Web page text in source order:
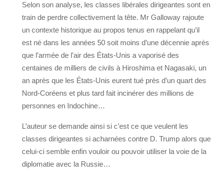
Selon son analyse, les classes libérales dirigeantes sont en
train de perdre collectivement la tête. Mr Galloway rajoute
un contexte historique au propos tenus en rappelant qu’il
est né dans les années 50 soit moins d’une décennie après
que l’armée de l’air des États-Unis a vaporisé des
centaines de milliers de civils à Hiroshima et Nagasaki, un
an après que les États-Unis eurent tué près d’un quart des
Nord-Coréens et plus tard fait incinérer des millions de
personnes en Indochine…
L’auteur se demande ainsi si c’est ce que veulent les
classes dirigeantes si acharnées contre D. Trump alors que
celui-ci semble enfin vouloir ou pouvoir utiliser la voie de la
diplomatie avec la Russie…